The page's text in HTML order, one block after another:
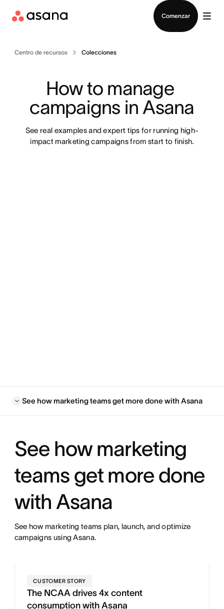
Comenzar
Centro de recursos Colecciones
How to manage
campaigns in Asana
See real examples and expert tips for running high-
impact marketing campaigns from start to finish.
See how marketing teams get more done with Asana
See how marketing
teams get more done
with Asana
See how marketing teams plan, launch, and optimize
campaigns using Asana.
CUSTOMER STORY
The NCAA drives 4x content
consumption with Asana